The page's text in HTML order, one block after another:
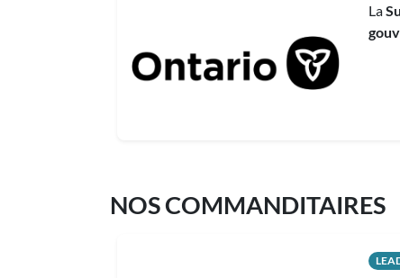
La
NOS COMMANDITAIRES